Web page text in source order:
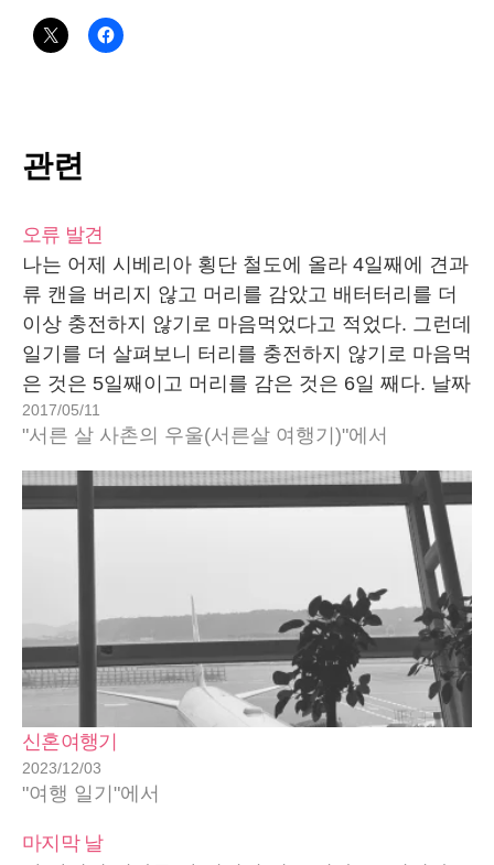
관련
오류 발견
나는 어제 시베리아 횡단 철도에 올라 4일째에 견과
류 캔을 버리지 않고 머리를 감았고 배터터리를 더
이상 충전하지 않기로 마음먹었다고 적었다. 그런데
일기를 더 살펴보니 터리를 충전하지 않기로 마음먹
은 것은 5일째이고 머리를 감은 것은 6일 째다. 날짜
를 모호하게 써놓은 것도 아니고 4일 째라고 명확히
써놓고 5일과 6일째에 있던 일을 적는 것은…
2017/05/11
"서른 살 사촌의 우울(서른살 여행기)"에서
신혼여행기
2023/12/03
"여행 일기"에서
마지막 날